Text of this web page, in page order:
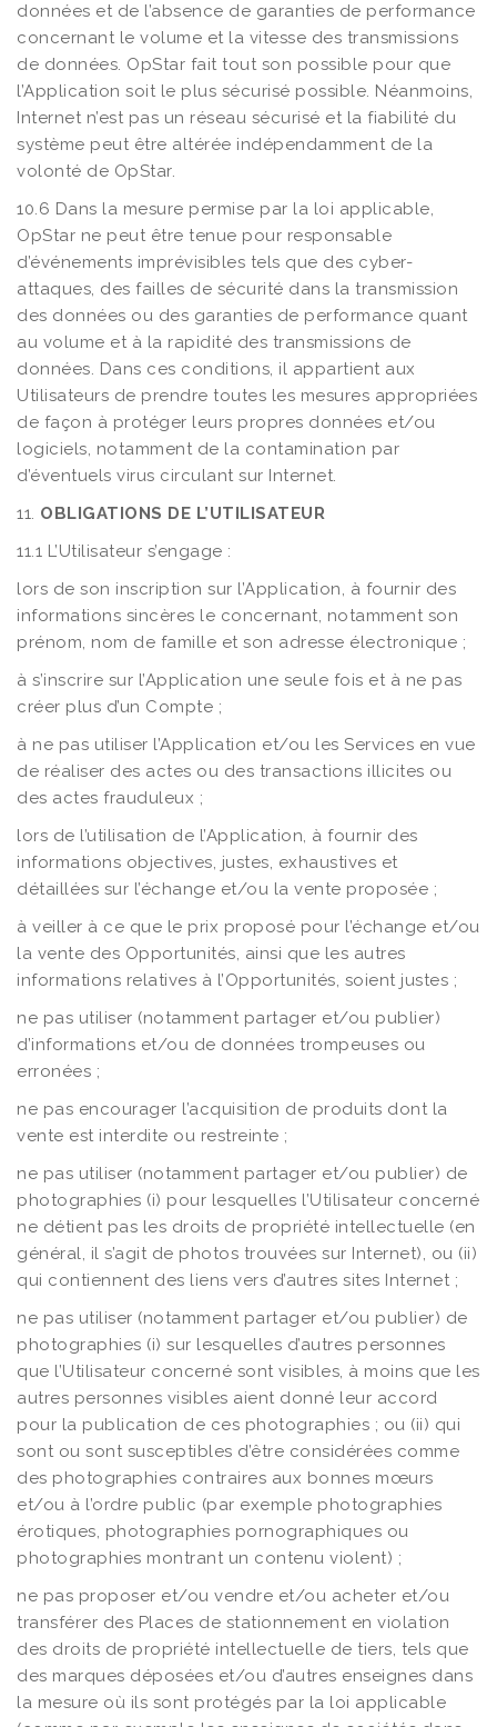
données et de l’absence de garanties de performance
concernant le volume et la vitesse des transmissions
de données. OpStar fait tout son possible pour que
l’Application soit le plus sécurisé possible. Néanmoins,
Internet n’est pas un réseau sécurisé et la fiabilité du
système peut être altérée indépendamment de la
volonté de OpStar.
10.6 Dans la mesure permise par la loi applicable,
OpStar ne peut être tenue pour responsable
d’événements imprévisibles tels que des cyber-
attaques, des failles de sécurité dans la transmission
des données ou des garanties de performance quant
au volume et à la rapidité des transmissions de
données. Dans ces conditions, il appartient aux
Utilisateurs de prendre toutes les mesures appropriées
de façon à protéger leurs propres données et/ou
logiciels, notamment de la contamination par
d’éventuels virus circulant sur Internet.
11. OBLIGATIONS DE L’UTILISATEUR
11.1 L’Utilisateur s’engage :
lors de son inscription sur l’Application, à fournir des
informations sincères le concernant, notamment son
prénom, nom de famille et son adresse électronique ;
à s’inscrire sur l’Application une seule fois et à ne pas
créer plus d’un Compte ;
à ne pas utiliser l’Application et/ou les Services en vue
de réaliser des actes ou des transactions illicites ou
des actes frauduleux ;
lors de l’utilisation de l’Application, à fournir des
informations objectives, justes, exhaustives et
détaillées sur l’échange et/ou la vente proposée ;
à veiller à ce que le prix proposé pour l’échange et/ou
la vente des Opportunités, ainsi que les autres
informations relatives à l’Opportunités, soient justes ;
ne pas utiliser (notamment partager et/ou publier)
d’informations et/ou de données trompeuses ou
erronées ;
ne pas encourager l’acquisition de produits dont la
vente est interdite ou restreinte ;
ne pas utiliser (notamment partager et/ou publier) de
photographies (i) pour lesquelles l’Utilisateur concerné
ne détient pas les droits de propriété intellectuelle (en
général, il s’agit de photos trouvées sur Internet), ou (ii)
qui contiennent des liens vers d’autres sites Internet ;
ne pas utiliser (notamment partager et/ou publier) de
photographies (i) sur lesquelles d’autres personnes
que l’Utilisateur concerné sont visibles, à moins que les
autres personnes visibles aient donné leur accord
pour la publication de ces photographies ; ou (ii) qui
sont ou sont susceptibles d’être considérées comme
des photographies contraires aux bonnes mœurs
et/ou à l’ordre public (par exemple photographies
érotiques, photographies pornographiques ou
photographies montrant un contenu violent) ;
ne pas proposer et/ou vendre et/ou acheter et/ou
transférer des Places de stationnement en violation
des droits de propriété intellectuelle de tiers, tels que
des marques déposées et/ou d’autres enseignes dans
la mesure où ils sont protégés par la loi applicable